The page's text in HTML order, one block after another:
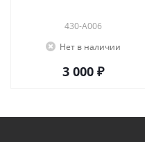
430-A006
Нет в наличии
3 000 ₽